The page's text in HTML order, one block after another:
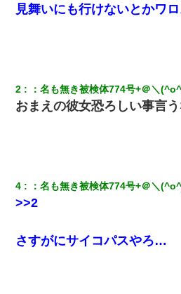
見舞いにも行けないとかワ
2 ：名も無き被検体774号+＠＼
おまえの彼女恐ろしい事言
4 ：名も無き被検体774号+＠＼
>>2
さすがにサイコパスやろ…